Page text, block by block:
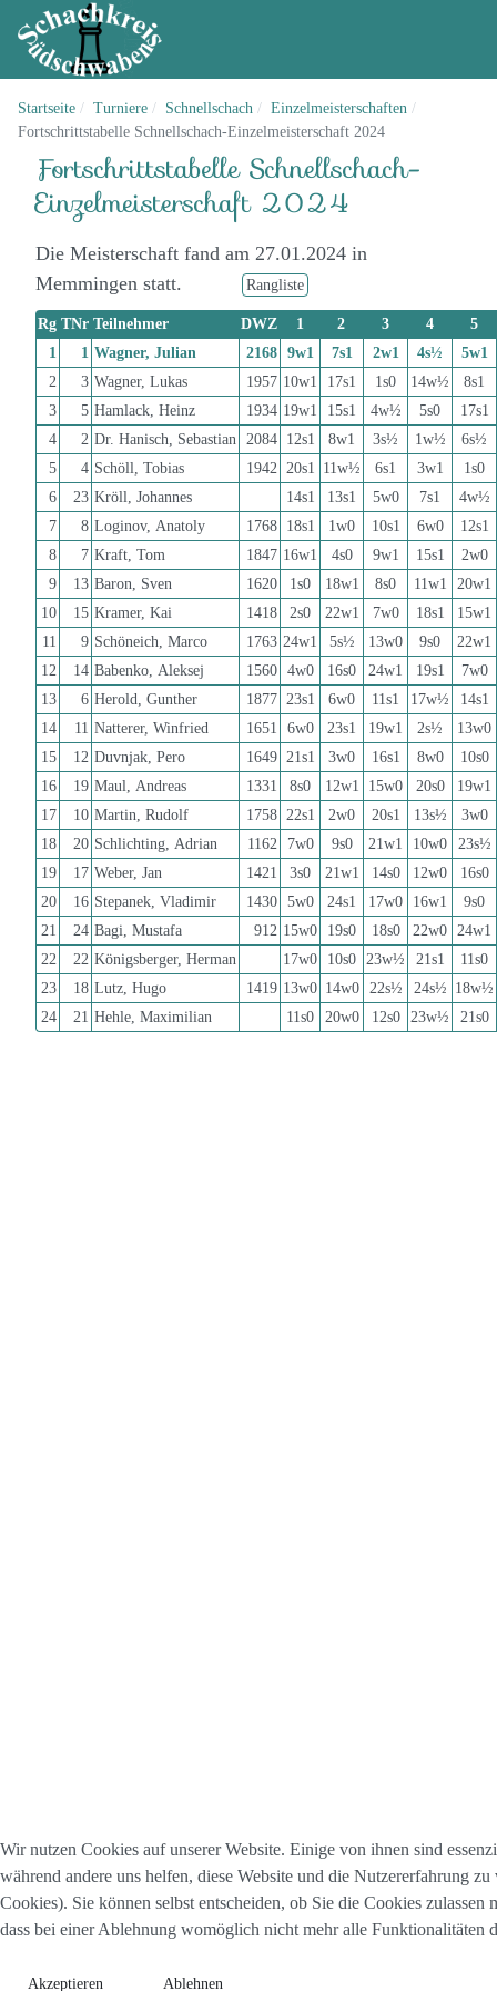
Startseite Turniere Schnellschach
Einzelmeisterschaften
Fortschrittstabelle Schnellschach-Einzelmeisterschaft 2024
Fortschrittstabelle Schnellschach-
Einzelmeisterschaft 2024
Die Meisterschaft fand am 27.01.2024 in
Memmingen statt.
Rangliste
Rg TNr Teilnehmer DWZ 1 2 3 4
5
1
1 Wagner, Julian 2168 9w1 7s1 2w1 4s½
5w1
2
3 Wagner, Lukas 1957 10w1 17s1 1s0 14w½
8s1
3
5 Hamlack, Heinz 1934 19w1 15s1 4w½ 5s0
17s1
4
2 Dr. Hanisch, Sebastian 2084 12s1 8w1 3s½ 1w½
6s½
5
4 Schöll, Tobias 1942 20s1 11w½ 6s1 3w1
1s0
6
23 Kröll, Johannes 14s1 13s1 5w0 7s1
4w½
7
8 Loginov, Anatoly 1768 18s1 1w0 10s1 6w0
12s1
8
7 Kraft, Tom 1847 16w1 4s0 9w1 15s1
2w0
9
13 Baron, Sven 1620 1s0 18w1 8s0 11w1
20w1
10
15 Kramer, Kai 1418 2s0 22w1 7w0 18s1
15w1
11
9 Schöneich, Marco 1763 24w1 5s½ 13w0 9s0
22w1
12
14 Babenko, Aleksej 1560 4w0 16s0 24w1 19s1
7w0
13
6 Herold, Gunther 1877 23s1 6w0 11s1 17w½
14s1
14
11 Natterer, Winfried 1651 6w0 23s1 19w1 2s½
13w0
15
12 Duvnjak, Pero 1649 21s1 3w0 16s1 8w0
10s0
16
19 Maul, Andreas 1331 8s0 12w1 15w0 20s0
19w1
17
10 Martin, Rudolf 1758 22s1 2w0 20s1 13s½
3w0
18
20 Schlichting, Adrian 1162 7w0 9s0 21w1 10w0
23s½
19
17 Weber, Jan 1421 3s0 21w1 14s0 12w0
16s0
20
16 Stepanek, Vladimir 1430 5w0 24s1 17w0 16w1
9s0
21
24 Bagi, Mustafa 912 15w0 19s0 18s0 22w0 24w1
22
22 Königsberger, Herman 17w0 10s0 23w½ 21s1
11s0
23
18 Lutz, Hugo 1419 13w0 14w0 22s½ 24s½ 18w½
24
21 Hehle, Maximilian 11s0 20w0 12s0 23w½ 21s0
Wir nutzen Cookies auf unserer Website. Einige von ihnen sind
während andere uns helfen, diese Website und die Nutzererfahrung zu
Cookies). Sie können selbst entscheiden, ob Sie die Cookies zulassen
dass bei einer Ablehnung womöglich nicht mehr alle Funktionalitäten
Akzeptieren Ablehnen